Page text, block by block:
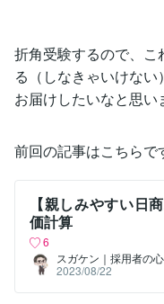
折角受験するので、
る（しなきゃいけな
お届けしたいなと思い
前回の記事はこちらで
【親しみやすい日
価計算
6
スガケン｜採用者の
2023/08/22